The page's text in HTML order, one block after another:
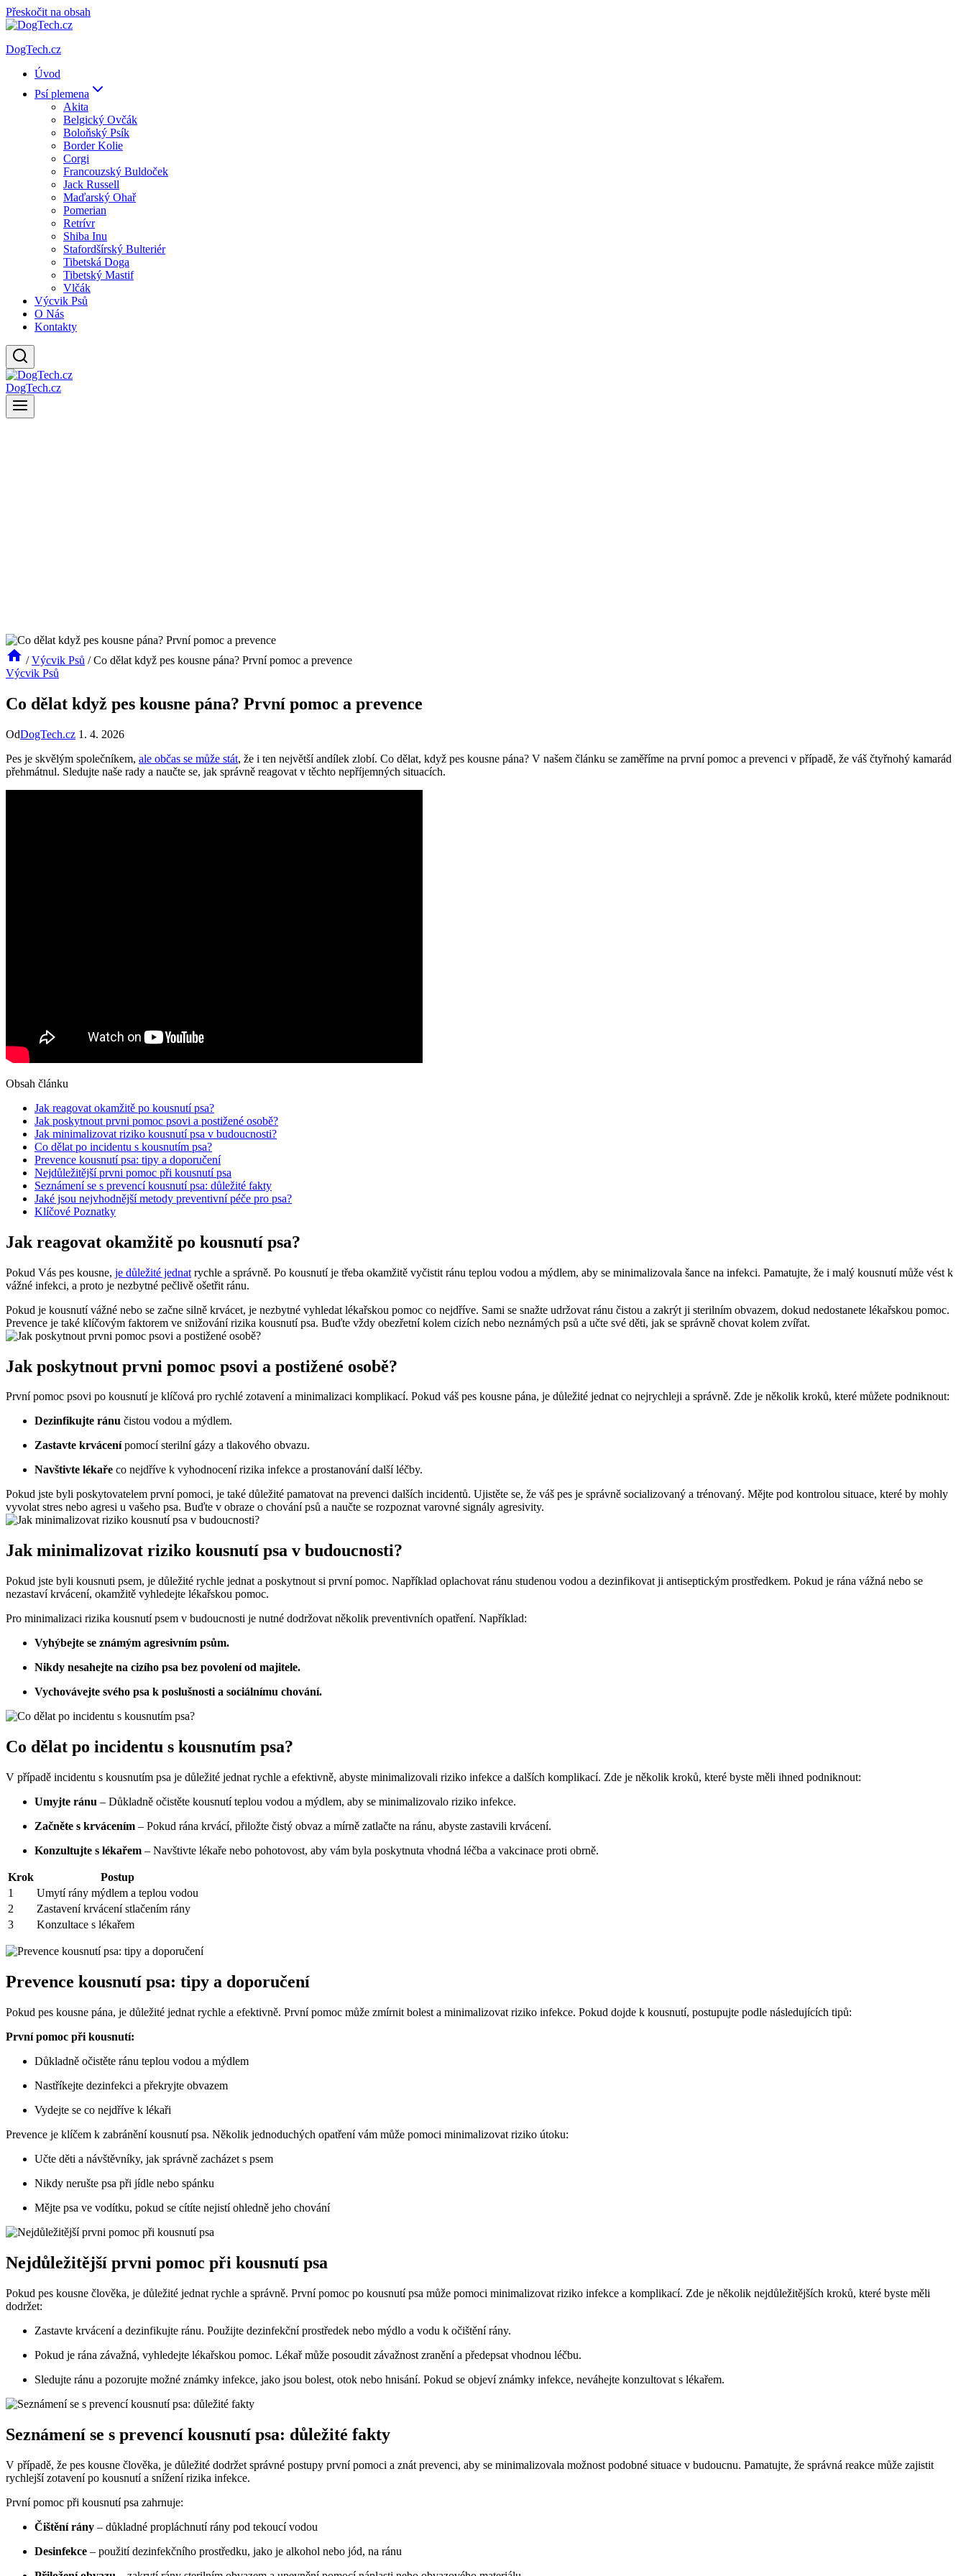
Přeskočit na obsah
DogTech.cz
Úvod
Psí plemena
Akita
Belgický Ovčák
Boloňský Psík
Border Kolie
Corgi
Francouzský Buldoček
Jack Russell
Maďarský Ohař
Pomerian
Retrívr
Shiba Inu
Stafordšírský Bulteriér
Tibetská Doga
Tibetský Mastif
Vlčák
Výcvik Psů
O Nás
Kontakty
DogTech.cz
/ Výcvik Psů / Co dělat když pes kousne pána? První pomoc a prevence
Výcvik Psů
Co dělat když pes kousne pána? První pomoc a prevence
OdDogTech.cz 1. 4. 2026
Pes je skvělým společníkem, ale občas se může stát, že i ten největší andílek zlobí. Co dělat, když pes kousne pána? V našem článku se zaměříme na první pomoc a prevenci v případě, že váš čtyřnohý kamarád
přehmátnul. Sledujte naše rady a naučte se, jak správně reagovat v těchto nepříjemných situacích.
Obsah článku
Jak reagovat okamžitě po kousnutí psa?
Jak poskytnout prvni pomoc psovi a postižené osobě?
Jak minimalizovat riziko kousnutí psa v budoucnosti?
Co dělat po incidentu s kousnutím psa?
Prevence kousnutí psa: tipy a doporučení
Nejdůležitější prvni pomoc při kousnutí psa
Seznámení se s prevencí kousnutí psa: důležité fakty
Jaké jsou nejvhodnější metody preventivní péče pro psa?
Klíčové Poznatky
Jak reagovat okamžitě po kousnutí psa?
Pokud Vás pes kousne, je důležité jednat rychle a správně. Po kousnutí je třeba okamžitě vyčistit ránu teplou vodou a mýdlem, aby se minimalizovala šance na infekci. Pamatujte, že i malý kousnutí může vést k
vážné infekci, a proto je nezbytné pečlivě ošetřit ránu.
Pokud je kousnutí vážné nebo se začne silně krvácet, je nezbytné vyhledat lékařskou pomoc co nejdříve. Sami se snažte udržovat ránu čistou a zakrýt ji sterilním obvazem, dokud nedostanete lékařskou pomoc.
Prevence je také klíčovým faktorem ve snižování rizika kousnutí psa. Buďte vždy obezřetní kolem cizích nebo neznámých psů a učte své děti, jak se správně chovat kolem zvířat.
Jak poskytnout prvni pomoc psovi a postižené osobě?
První pomoc psovi po kousnutí je klíčová pro rychlé zotavení a minimalizaci komplikací. Pokud váš pes kousne pána, je důležité jednat co nejrychleji a správně. Zde je několik kroků, které můžete podniknout:
Dezinfikujte ránu čistou vodou a mýdlem.
Zastavte krvácenípomocí sterilní gázy a tlakového obvazu.
Navštivte lékaře co nejdříve k vyhodnocení rizika infekce a prostanování další léčby.
Pokud jste byli poskytovatelem první pomoci, je také důležité pamatovat na prevenci dalších incidentů. Ujistěte se, že váš pes je správně socializovaný a trénovaný. Mějte pod kontrolou situace, které by mohly
vyvolat stres nebo agresi u vašeho psa. Buďte v obraze o chování psů a naučte se rozpoznat varovné signály agresivity.
Jak minimalizovat riziko kousnutí psa v budoucnosti?
Pokud jste byli kousnuti psem, je důležité rychle jednat a poskytnout si první pomoc. Například oplachovat ránu studenou vodou a dezinfikovat ji antiseptickým prostředkem. Pokud je rána vážná nebo se
nezastaví krvácení, okamžitě vyhledejte lékařskou pomoc.
Pro minimalizaci rizika kousnutí psem v budoucnosti je nutné dodržovat několik preventivních opatření. Například:
Vyhýbejte se známým agresivním psům.
Nikdy nesahejte na cizího psa bez povolení od majitele.
Vychovávejte svého psa k poslušnosti a sociálnímu chování.
Co dělat po incidentu s kousnutím psa?
V případě incidentu s kousnutím psa je důležité jednat rychle a efektivně, abyste minimalizovali riziko infekce a dalších komplikací. Zde je několik kroků, které byste měli ihned podniknout:
Umyjte ránu – Důkladně očistěte kousnutí teplou vodou a mýdlem, aby se minimalizovalo riziko infekce.
Začněte s krvácením – Pokud rána krvácí, přiložte čistý obvaz a mírně zatlačte na ránu, abyste zastavili krvácení.
Konzultujte s lékařem – Navštivte lékaře nebo pohotovost, aby vám byla poskytnuta vhodná léčba a vakcinace proti obrně.
Krok
Postup
1
Umytí rány mýdlem a teplou vodou
2
Zastavení krvácení stlačením rány
3
Konzultace s lékařem
Prevence kousnutí psa: tipy a doporučení
Pokud pes kousne pána, je důležité jednat rychle a efektivně. První pomoc může zmírnit bolest a minimalizovat riziko infekce. Pokud dojde k kousnutí, postupujte podle následujících tipů:
První pomoc při kousnutí:
Důkladně očistěte ránu teplou vodou a mýdlem
Nastříkejte dezinfekci a překryjte obvazem
Vydejte se co nejdříve k lékaři
Prevence je klíčem k zabránění kousnutí psa. Několik jednoduchých opatření vám může pomoci minimalizovat riziko útoku:
Učte děti a návštěvníky, jak správně zacházet s psem
Nikdy nerušte psa při jídle nebo spánku
Mějte psa ve vodítku, pokud se cítíte nejistí ohledně jeho chování
Nejdůležitější prvni pomoc při kousnutí psa
Pokud pes kousne člověka, je důležité jednat rychle a správně. První pomoc po kousnutí psa může pomoci minimalizovat riziko infekce a komplikací. Zde je několik nejdůležitějších kroků, které byste měli
dodržet:
Zastavte krvácení a dezinfikujte ránu. Použijte dezinfekční prostředek nebo mýdlo a vodu k očištění rány.
Pokud je rána závažná, vyhledejte lékařskou pomoc. Lékař může posoudit závažnost zranění a předepsat vhodnou léčbu.
Sledujte ránu a pozorujte možné známky infekce, jako jsou bolest, otok nebo hnisání. Pokud se objeví známky infekce, neváhejte konzultovat s lékařem.
Seznámení se s prevencí kousnutí psa: důležité fakty
V případě, že pes kousne člověka, je důležité dodržet správné postupy první pomoci a znát prevenci, aby se minimalizovala možnost podobné situace v budoucnu. Pamatujte, že správná reakce může zajistit
rychlejší zotavení po kousnutí a snížení rizika infekce.
První pomoc při kousnutí psa zahrnuje:
Čištění rány – důkladné propláchnutí rány pod tekoucí vodou
Desinfekce – použití dezinfekčního prostředku, jako je alkohol nebo jód, na ránu